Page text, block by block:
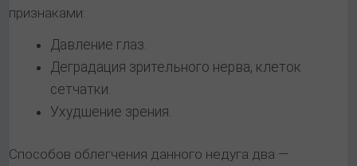
признаками:
Давление глаз.
Деградация зрительного нерва, клеток
сетчатки.
Ухудшение зрения.
Способов облегчения данного недуга два —